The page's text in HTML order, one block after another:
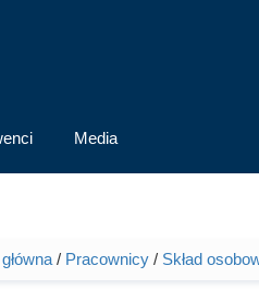
Media
tutaj
/ Pracownicy/ Skład